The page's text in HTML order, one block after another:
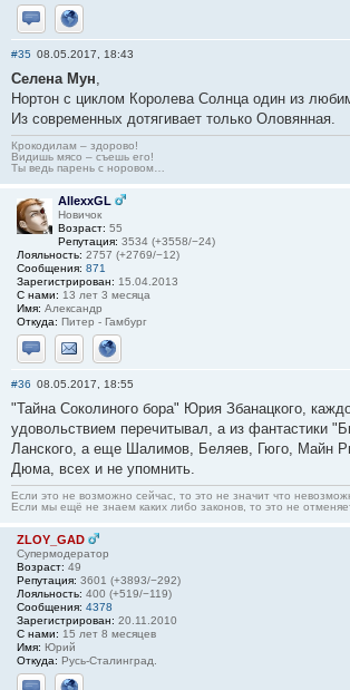
Отправить личное сообщение
Сайт
#35 08.05.2017, 18:43
Селена Мун,
Нортон с циклом Королева Солнца один из
Из современных дотягивает только Оловянная.
Крокодилам – здорово!
Видишь мясо – съешь его!
Ты ведь парень с норовом…
AllexxGL
Новичок
Возраст: 55
Репутация: 3534 (+3558/−24)
Лояльность: 2757 (+2769/−12)
Сообщения: 871
Зарегистрирован: 15.04.2013
С нами: 13 лет 3 месяца
Имя: Александр
Откуда: Питер - Гамбург
Отправить личное сообщение
Отправить email
Сайт
#36 08.05.2017, 18:55
"Тайна Соколиного бора" Юрия Збанацкого,
удовольствием перечитывал, а из фантастики
Ланского, а еще Шалимов, Беляев, Гюго, Майн
Дюма, всех и не упомнить.
Если это не возможно сейчас, то это не значит что
Если мы ещё не знаем каких либо законов, то это не
ZLOY_GAD
Супермодератор
Возраст: 49
Репутация: 3601 (+3893/−292)
Лояльность: 400 (+519/−119)
Сообщения: 4378
Зарегистрирован: 20.11.2010
С нами: 15 лет 8 месяцев
Имя: Юрий
Откуда: Русь-Сталинград.